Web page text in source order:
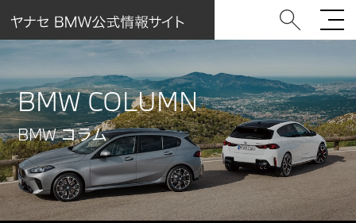
BMW COLUMN
BMW コラム